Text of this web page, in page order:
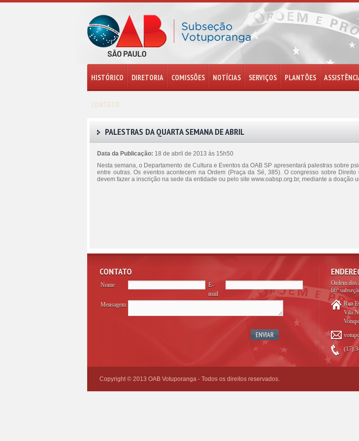
HISTÓRICO DIRETORIA COMISSÕES NOTÍCIAS SERVIÇOS PLANTÕES
CONTATO
PALESTRAS DA QUARTA SEMANA DE ABRIL
Data da Publicação: 18 de abril de 2013 às 15h50
Nesta semana, o Departamento de Cultura e Eventos da OAB SP apresentará palestras sobre
entre outras. Os eventos acontecem na Ordem (Praça da Sé, 385). O congresso sobre
devem fazer a inscrição na sede da entidade ou pelo site www.oabsp.org.br, mediante a doação
CONTATO
Nome
E-
mail
Mensagem
Ordem dos
66ª
Rua
Vila
(17)
Copyright © 2013 OAB Votuporanga - Todos os direitos reservados.